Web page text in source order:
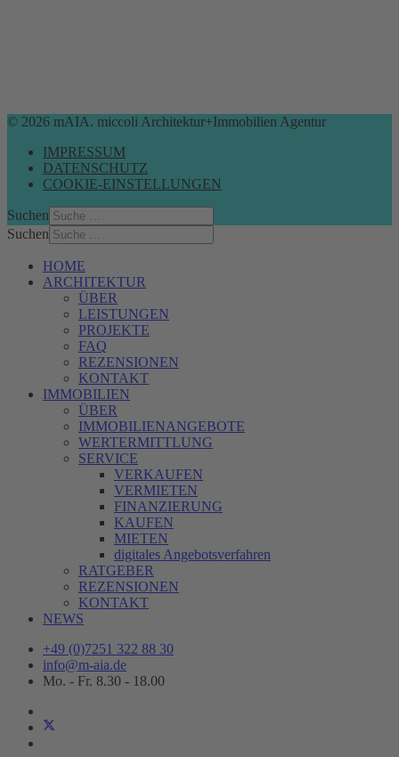
© 2026 mAIA. miccoli Architektur+Immobilien Agentur
IMPRESSUM
DATENSCHUTZ
COOKIE-EINSTELLUNGEN
Suchen
Suchen
HOME
ARCHITEKTUR
ÜBER
LEISTUNGEN
PROJEKTE
FAQ
REZENSIONEN
KONTAKT
IMMOBILIEN
ÜBER
IMMOBILIENANGEBOTE
WERTERMITTLUNG
SERVICE
VERKAUFEN
VERMIETEN
FINANZIERUNG
KAUFEN
MIETEN
digitales Angebotsverfahren
RATGEBER
REZENSIONEN
KONTAKT
NEWS
+49 (0)7251 322 88 30
info@m-aia.de
Mo. - Fr. 8.30 - 18.00